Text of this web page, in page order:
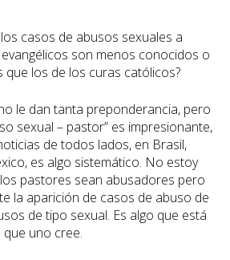
casos de abusos sexuales a
son menos conocidos o
que los de los curas católicos?
le dan tanta preponderancia, pero
sexual – pastor” es impresionante,
de todos lados, en Brasil,
es algo sistemático. No estoy
pastores sean abusadores pero
la aparición de casos de abuso de
de tipo sexual. Es algo que está
uno cree.